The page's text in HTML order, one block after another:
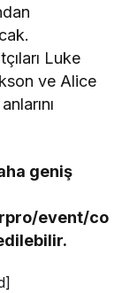
Luke
ve Alice
geniş
event/co